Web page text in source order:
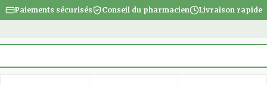
Paiements sécurisés Conseil du pharmacien Livraison rapide